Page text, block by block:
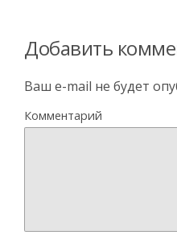
Добавить
Ваш e-mail не будет
Комментарий